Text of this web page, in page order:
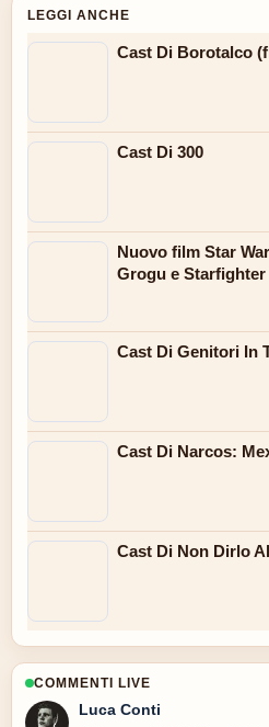
LEGGI ANCHE
Cast Di Borotalco
Cast Di 300
Nuovo film Star
Grogu e Starfighter
Cast Di Genitori In
Cast Di Narcos:
Cast Di Non Dirlo
COMMENTI LIVE
Luca Conti